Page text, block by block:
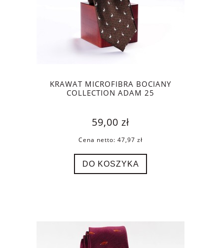
KRAWAT MICROFIBRA BOCIANY
COLLECTION ADAM 25
59,00 zł
Cena netto: 47,97 zł
DO KOSZYKA